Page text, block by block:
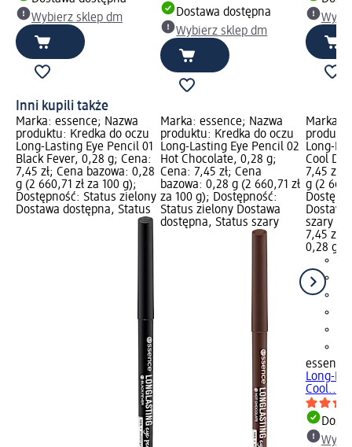
Wybierz sklep dm
Dostawa dostępna
Wybierz sklep dm
Inni kupili także
Marka: essence; Nazwa
produktu: Kredka do oczu
Long-Lasting Eye Pencil 01
Black Fever, 0,28 g; Cena:
7,45 zł; Cena bazowa: 0,28
g (2 660,71 zł za 100 g);
Dostępność: Status zielony
Dostawa dostępna, Status
Marka: essence; Nazwa
produktu: Kredka do oczu
Long-Lasting Eye Pencil 02
Hot Chocolate, 0,28 g;
Cena: 7,45 zł; Cena
bazowa: 0,28 g (2 660,71 zł
za 100 g); Dostępność:
Status zielony Dostawa
dostępna, Status szary
Marka:
Long-
Cool
7,45 zł;
g (2
szary
7,45 zł
0,28 g (2
essence
Long-
Cool...,